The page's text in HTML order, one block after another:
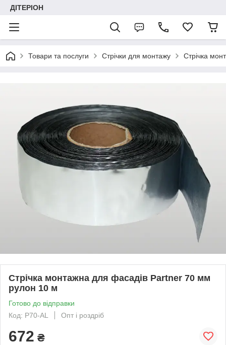
ДІТЕРІОН
Товари та послуги Стрічки для монтажу Стрічка
Стрічка монтажна для фасадів Partner 70 мм
рулон 10 м
Готово до відправки
Код: P70-AL
Опт і роздріб
672 ₴